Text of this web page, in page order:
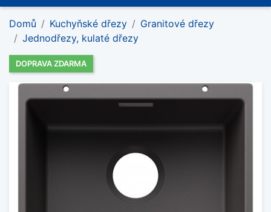
Domů Kuchyňské dřezy
Granitové dřezy
Jednodřezy, kulaté dřezy
DOPRAVA ZDARMA